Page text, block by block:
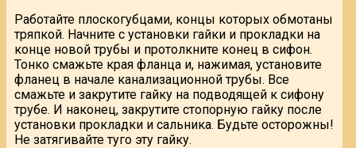
Работайте плоскогубцами, концы которых обмотаны
тряпкой. Начните с установки гайки и прокладки на
конце новой трубы и протолкните конец в сифон.
Тонко смажьте края фланца и, нажимая, установите
фланец в начале канализационной трубы. Все
смажьте и закрутите гайку на подводящей к сифону
трубе. И наконец, закрутите стопорную гайку после
установки прокладки и сальника. Будьте осторожны!
Не затягивайте туго эту гайку.